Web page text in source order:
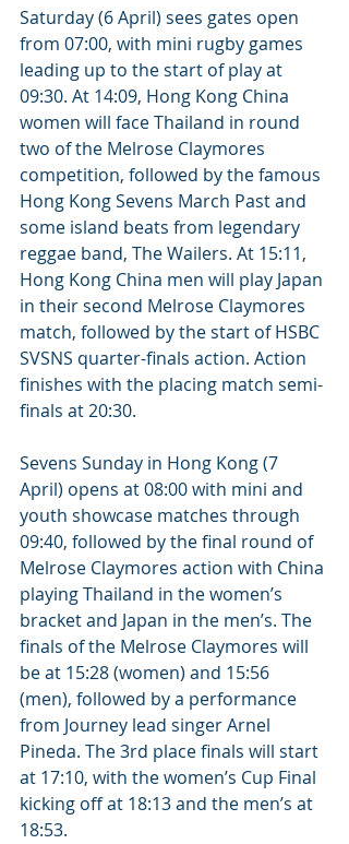
Saturday (6 April) sees gates open
from 07:00, with mini rugby games
leading up to the start of play at
09:30. At 14:09, Hong Kong China
women will face Thailand in round
two of the Melrose Claymores
competition, followed by the famous
Hong Kong Sevens March Past and
some island beats from legendary
reggae band, The Wailers. At 15:11,
Hong Kong China men will play Japan
in their second Melrose Claymores
match, followed by the start of HSBC
SVSNS quarter-finals action. Action
finishes with the placing match semi-
finals at 20:30.
Sevens Sunday in Hong Kong (7
April) opens at 08:00 with mini and
youth showcase matches through
09:40, followed by the final round of
Melrose Claymores action with China
playing Thailand in the women’s
bracket and Japan in the men’s. The
finals of the Melrose Claymores will
be at 15:28 (women) and 15:56
(men), followed by a performance
from Journey lead singer Arnel
Pineda. The 3rd place finals will start
at 17:10, with the women’s Cup Final
kicking off at 18:13 and the men’s at
18:53.